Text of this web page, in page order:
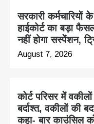
सरकारी
हाईकोर्ट का बड़ा
नहीं होगा सस्पेंशन,
August 7, 2026
कोर्ट परिसर में
बर्दाश्त, वकीलों की
कहा- बार काउंसिल